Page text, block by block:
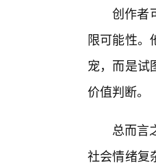
创作者
限可能性。
宠，而是试
价值判断。
总而言
社会情绪复